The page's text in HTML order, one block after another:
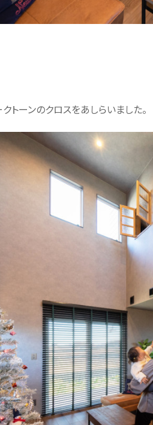
トーンのクロスをあしらいました。